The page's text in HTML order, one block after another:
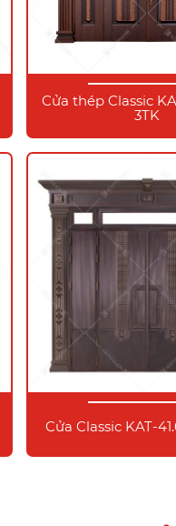
Cửa thép Classic
3TK
Cửa Classic KAT-